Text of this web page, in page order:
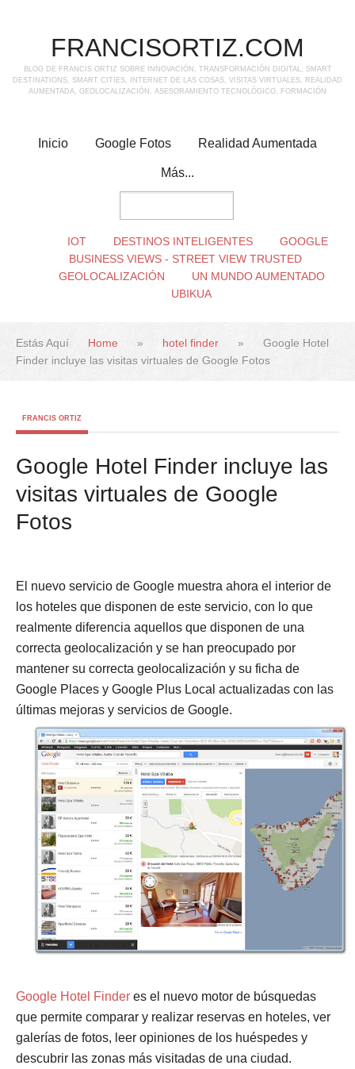
FRANCISORTIZ.COM
BLOG DE FRANCIS ORTIZ SOBRE INNOVACIÓN, TRANSFORMACIÓN DIGITAL, SMART
DESTINATIONS, SMART CITIES, INTERNET DE LAS COSAS, VISITAS VIRTUALES, REALIDAD
AUMENTADA, GEOLOCALIZACIÓN, ASESORAMIENTO TECNOLÓGICO, FORMACIÓN
Inicio Google Fotos Realidad Aumentada
Más...
IOT DESTINOS INTELIGENTES
GOOGLE
BUSINESS VIEWS - STREET VIEW TRUSTED
GEOLOCALIZACIÓN
UN MUNDO AUMENTADO
UBIKUA
Estás Aquí Home » hotel finder »
Google Hotel
Finder incluye las visitas virtuales de Google Fotos
FRANCIS ORTIZ
Google Hotel Finder incluye las
visitas virtuales de Google
Fotos
El nuevo servicio de Google muestra ahora el interior de
los hoteles que disponen de este servicio, con lo que
realmente diferencia aquellos que disponen de una
correcta geolocalización y se han preocupado por
mantener su correcta geolocalización y su ficha de
Google Places y Google Plus Local actualizadas con las
últimas mejoras y servicios de Google.
Google Hotel Finder es el nuevo motor de búsquedas
que permite comparar y realizar reservas en hoteles, ver
galerías de fotos, leer opiniones de los huéspedes y
descubrir las zonas más visitadas de una ciudad.